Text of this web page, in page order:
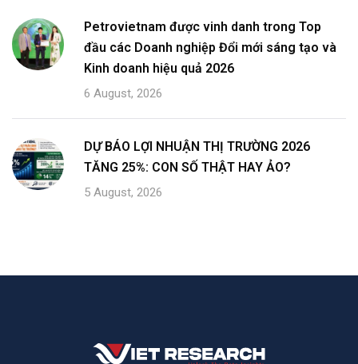
Petrovietnam được vinh danh trong Top
đầu các Doanh nghiệp Đổi mới sáng tạo và
Kinh doanh hiệu quả 2026
6 August, 2026
DỰ BÁO LỢI NHUẬN THỊ TRƯỜNG 2026
TĂNG 25%: CON SỐ THẬT HAY ẢO?
5 August, 2026